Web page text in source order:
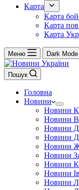
Карта
Карта
Карта
Карта
Меню Dark Mode
Пошук
Головна
Новини
Новини
Новини
Новини
Новини
Новини
Новини
Новини
Новини
Новини